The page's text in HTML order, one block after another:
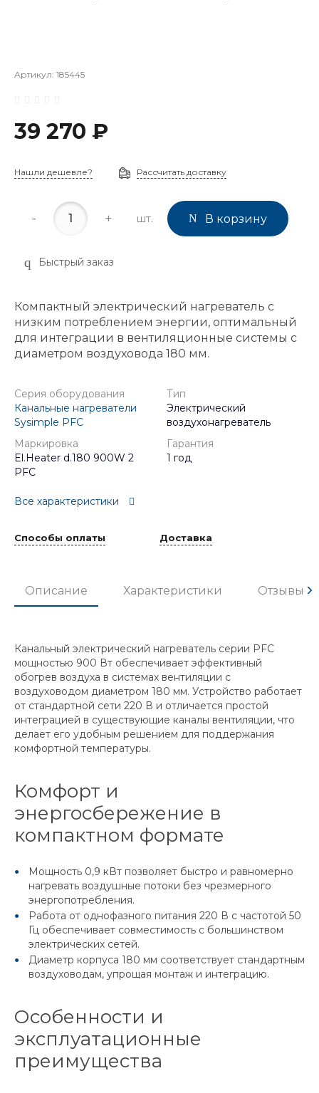
Артикул: 185445
39 270 ₽
Нашли дешевле? Рассчитать доставку
- + шт. В корзину
Быстрый заказ
Компактный электрический нагреватель с
низким потреблением энергии, оптимальный
для интеграции в вентиляционные системы с
диаметром воздуховода 180 мм.
Серия оборудования
Канальные нагреватели
Sysimple PFC
Тип
Электрический
воздухонагреватель
Маркировка
El.Heater d.180 900W 2
PFC
Гарантия
1 год
Все характеристики
Способы оплаты Доставка
Описание Характеристики Отзывы
Канальный электрический нагреватель серии PFC
мощностью 900 Вт обеспечивает эффективный
обогрев воздуха в системах вентиляции с
воздуховодом диаметром 180 мм. Устройство работает
от стандартной сети 220 В и отличается простой
интеграцией в существующие каналы вентиляции, что
делает его удобным решением для поддержания
комфортной температуры.
Комфорт и
энергосбережение в
компактном формате
Мощность 0,9 кВт позволяет быстро и равномерно
нагревать воздушные потоки без чрезмерного
энергопотребления.
Работа от однофазного питания 220 В с частотой 50
Гц обеспечивает совместимость с большинством
электрических сетей.
Диаметр корпуса 180 мм соответствует стандартным
воздуховодам, упрощая монтаж и интеграцию.
Особенности и
эксплуатационные
преимущества